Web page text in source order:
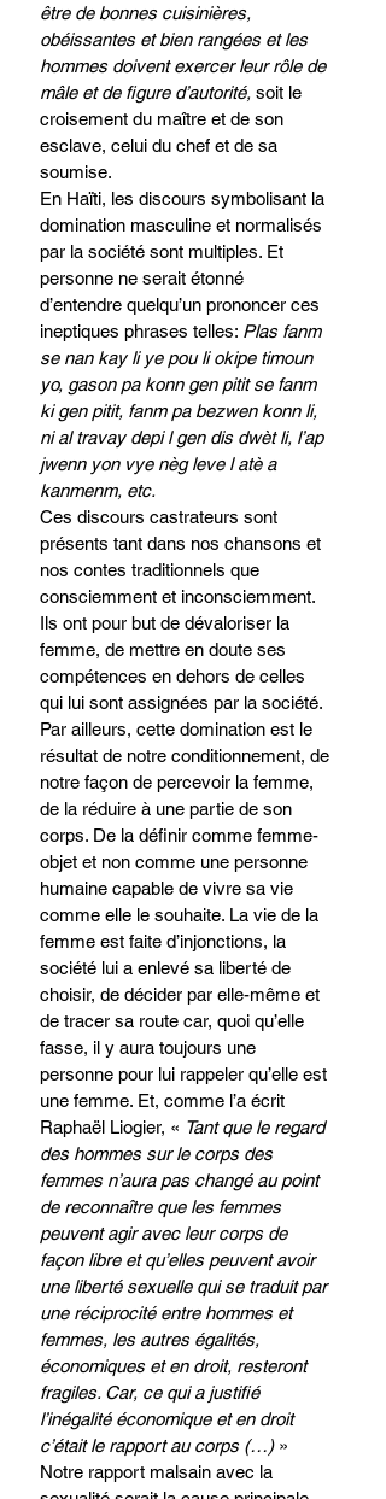
être de bonnes cuisinières,
obéissantes et bien rangées et les
hommes doivent exercer leur rôle de
mâle et de figure d’autorité, soit le
croisement du maître et de son
esclave, celui du chef et de sa
soumise.
En Haïti, les discours symbolisant la
domination masculine et normalisés
par la société sont multiples. Et
personne ne serait étonné
d’entendre quelqu’un prononcer ces
ineptiques phrases telles: Plas fanm
se nan kay li ye pou li okipe timoun
yo, gason pa konn gen pitit se fanm
ki gen pitit, fanm pa bezwen konn li,
ni al travay depi l gen dis dwèt li, l’ap
jwenn yon vye nèg leve l atè a
kanmenm, etc.
Ces discours castrateurs sont
présents tant dans nos chansons et
nos contes traditionnels que
consciemment et inconsciemment.
Ils ont pour but de dévaloriser la
femme, de mettre en doute ses
compétences en dehors de celles
qui lui sont assignées par la société.
Par ailleurs, cette domination est le
résultat de notre conditionnement, de
notre façon de percevoir la femme,
de la réduire à une partie de son
corps. De la définir comme femme-
objet et non comme une personne
humaine capable de vivre sa vie
comme elle le souhaite. La vie de la
femme est faite d’injonctions, la
société lui a enlevé sa liberté de
choisir, de décider par elle-même et
de tracer sa route car, quoi qu’elle
fasse, il y aura toujours une
personne pour lui rappeler qu’elle est
une femme. Et, comme l’a écrit
Raphaël Liogier, « Tant que le regard
des hommes sur le corps des
femmes n’aura pas changé au point
de reconnaître que les femmes
peuvent agir avec leur corps de
façon libre et qu’elles peuvent avoir
une liberté sexuelle qui se traduit par
une réciprocité entre hommes et
femmes, les autres égalités,
économiques et en droit, resteront
fragiles. Car, ce qui a justifié
l’inégalité économique et en droit
c’était le rapport au corps (…) »
Notre rapport malsain avec la